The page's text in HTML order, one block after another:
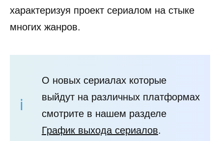
характеризуя проект сериалом на стыке
многих жанров.
О новых сериалах которые
выйдут на различных платформах
смотрите в нашем разделе
График выхода сериалов.